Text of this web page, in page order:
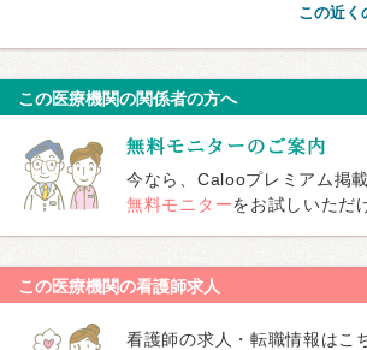
この近く
この医療機関の関係者の方へ
今なら、Calooプレミアム掲
無料モニターをお試しいただ
この医療機関の看護師求人
看護師の求人・転職情報はこ